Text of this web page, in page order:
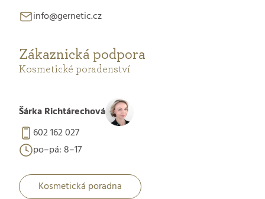
info@gernetic.cz
Zákaznická podpora
Kosmetické poradenství
Šárka Richtárechová
602 162 027
po–pá: 8–17
Kosmetická poradna